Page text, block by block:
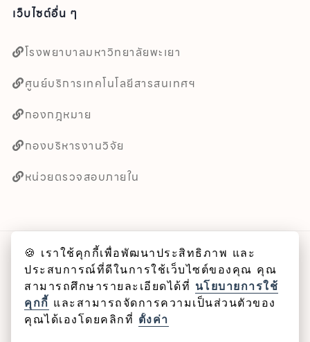
เว็บไซต์อื่น ๆ
โรงพยาบาลมหาวิทยาลัยพะเยา
ศูนย์บริการเทคโนโลยีสารสนเทศฯ
กองกฎหมาย
กองบริหารงานวิจัย
หน่วยตรวจสอบภายใน
ลิขสิทธิ์ © 2025 คณะศิลปศาสตร์ มหาวิทยาลัยพะเยา
Cookie
นโยบายคุกกี้
🍪 เราใช้คุกกี้เพื่อพัฒนาประสิทธิภาพ และ
ประสบการณ์ที่ดีในการใช้เว็บไซต์ของคุณ คุณ
สามารถศึกษารายละเอียดได้ที่ นโยบายการใช้
คุกกี้ และสามารถจัดการความเป็นส่วนตัวของ
คุณได้เองโดยคลิกที่ ตั้งค่า